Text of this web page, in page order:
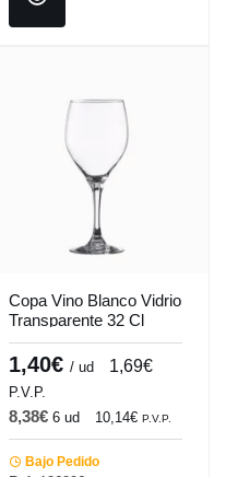
Copa Vino Blanco Vidrio
Transparente 32 Cl
Vintage Vicrila
1,40€ / ud 1,69€
P.V.P.
8,38€ 6 ud 10,14€ P.V.P.
Bajo Pedido